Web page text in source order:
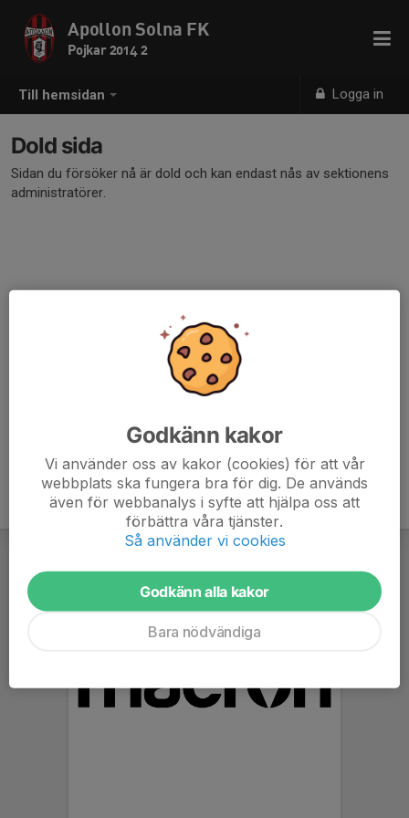
Till hemsidan Logga in
Apollon Solna FK
Pojkar 2014 2
Dold sida
Sidan du försöker nå är dold och kan endast nås av sektionens
administratörer.
Godkänn kakor
Vi använder oss av kakor (cookies) för att vår
webbplats ska fungera bra för dig. De används
även för webbanalys i syfte att hjälpa oss att
förbättra våra tjänster.
Så använder vi cookies
Godkänn alla kakor
Bara nödvändiga